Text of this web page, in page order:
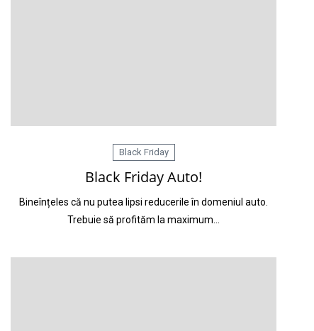
Black Friday
Black Friday Auto!
Bineînțeles că nu putea lipsi reducerile în domeniul auto.
Trebuie să profităm la maximum…